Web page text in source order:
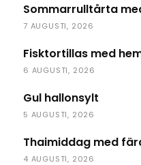
Sommarrulltårta
7 AUGUSTI, 2026
Fisktortillas med
6 AUGUSTI, 2026
Gul hallonsylt
5 AUGUSTI, 2026
Thaimiddag med
4 AUGUSTI, 2026